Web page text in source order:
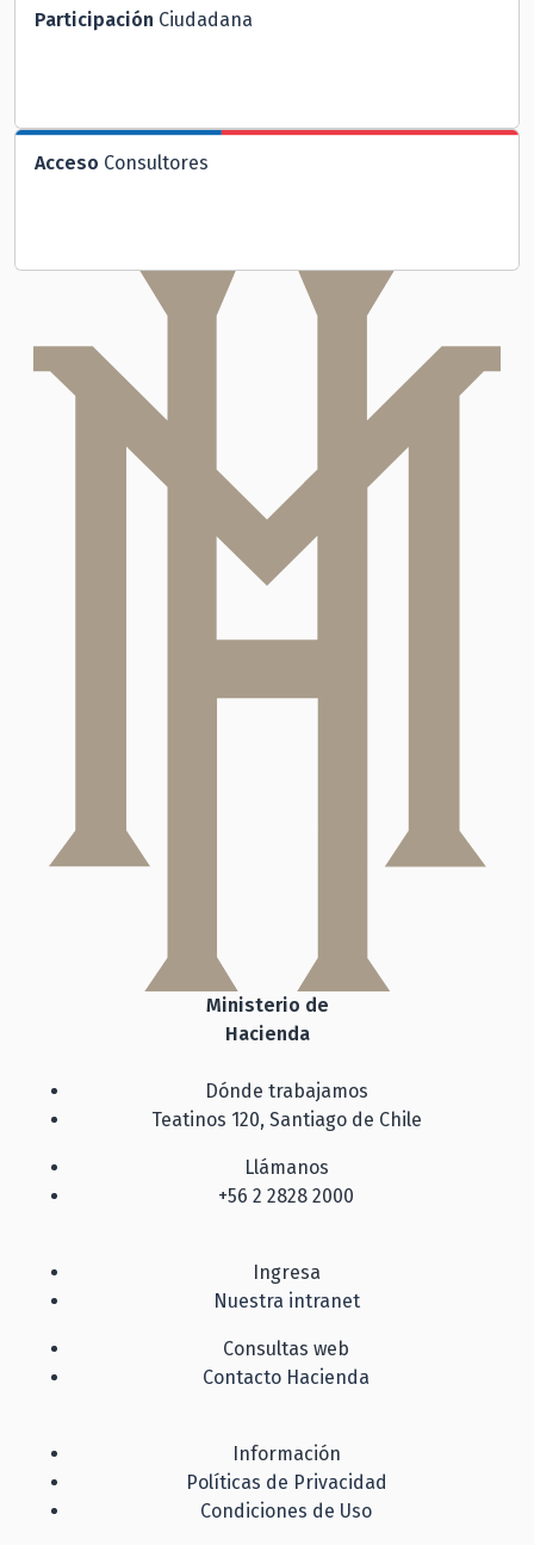
Participación Ciudadana
Acceso Consultores
Ministerio de
Hacienda
Dónde trabajamos
Teatinos 120, Santiago de Chile
Llámanos
+56 2 2828 2000
Ingresa
Nuestra intranet
Consultas web
Contacto Hacienda
Información
Políticas de Privacidad
Condiciones de Uso